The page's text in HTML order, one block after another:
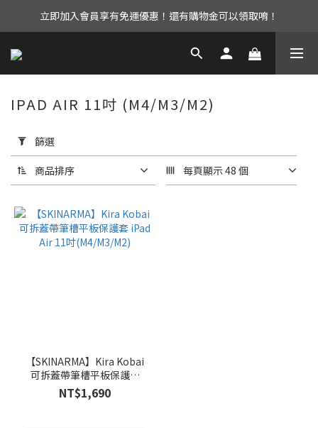
UAG iPhone17 全系列 88折優惠中！
立即加入會員享有免運優惠！還有購物金可以領取唷！
UAG iPhone17 全系列 88折優惠中！
篩
選
(0/20)
選
擇
型
品
牌
SKINARMA
IPAD AIR 11吋 (M4/M3/M2)
篩選
商品排序 每頁顯示 48 個
【SKINARMA】Kira Kobai
可拆蓋帶筆槽平板保護套
iPad Air 11吋(M4/M3/M2)
NT$1,690